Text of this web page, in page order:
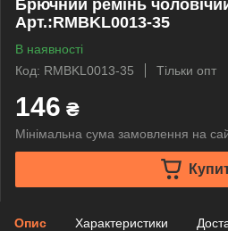
Брючний ремінь
Арт.:RMBKL0013-35
В наявності
Код: RMBKL0013-35
Тільки опт
146 ₴
Мінімальна сума замовлення на
Опис Характеристики